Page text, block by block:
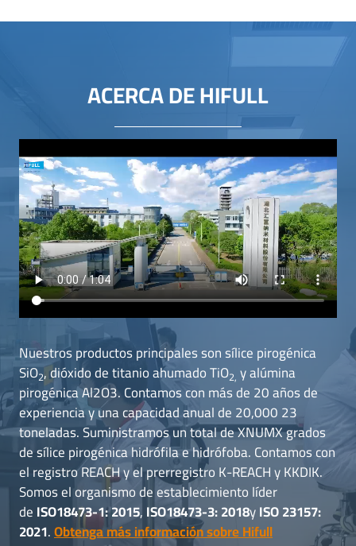
ACERCA DE HIFULL
Nuestros productos principales son sílice pirogénica
SiO2, dióxido de titanio ahumado TiO2, y alúmina
pirogénica Al2O3. Contamos con más de 20 años de
experiencia y una capacidad anual de 20,000 23
toneladas. Suministramos un total de XNUMX grados
de sílice pirogénica hidrófila e hidrófoba. Contamos con
el registro REACH y el prerregistro K-REACH y KKDIK.
Somos el organismo de establecimiento líder
deISO18473-1: 2015,ISO18473-3: 2018yISO 23157:
2021.Obtenga más información sobre Hifull